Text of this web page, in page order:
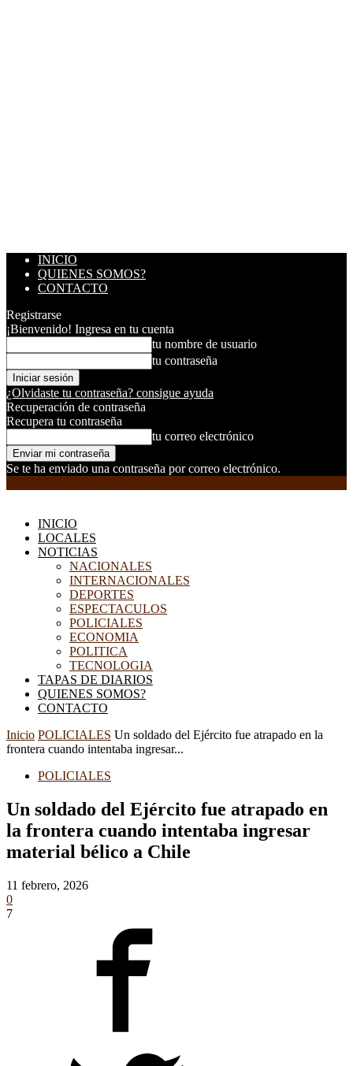
INICIO
QUIENES SOMOS?
CONTACTO
Registrarse
¡Bienvenido! Ingresa en tu cuenta
tu nombre de usuario
tu contraseña
¿Olvidaste tu contraseña? consigue ayuda
Recuperación de contraseña
Recupera tu contraseña
tu correo electrónico
Se te ha enviado una contraseña por correo electrónico.
INICIO
LOCALES
NOTICIAS
NACIONALES
INTERNACIONALES
DEPORTES
ESPECTACULOS
POLICIALES
ECONOMIA
POLITICA
TECNOLOGIA
TAPAS DE DIARIOS
QUIENES SOMOS?
CONTACTO
Inicio POLICIALES Un soldado del Ejército fue atrapado en la
frontera cuando intentaba ingresar...
POLICIALES
Un soldado del Ejército fue atrapado en
la frontera cuando intentaba ingresar
material bélico a Chile
11 febrero, 2026
0
7